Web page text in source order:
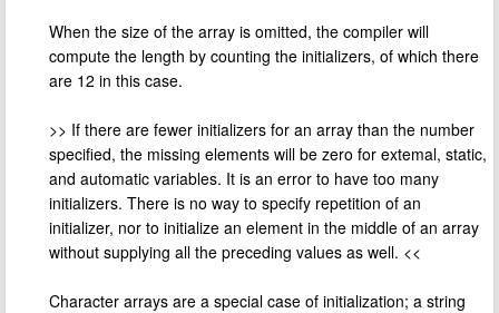
When the size of the array is omitted, the compiler will
compute the length by counting the initializers, of which there
are 12 in this case.
>> If there are fewer initializers for an array than the number
specified, the missing elements will be zero for extemal, static,
and automatic variables. It is an error to have too many
initializers. There is no way to specify repetition of an
initializer, nor to initialize an element in the middle of an array
without supplying all the preceding values as well. <<
Character arrays are a special case of initialization; a string